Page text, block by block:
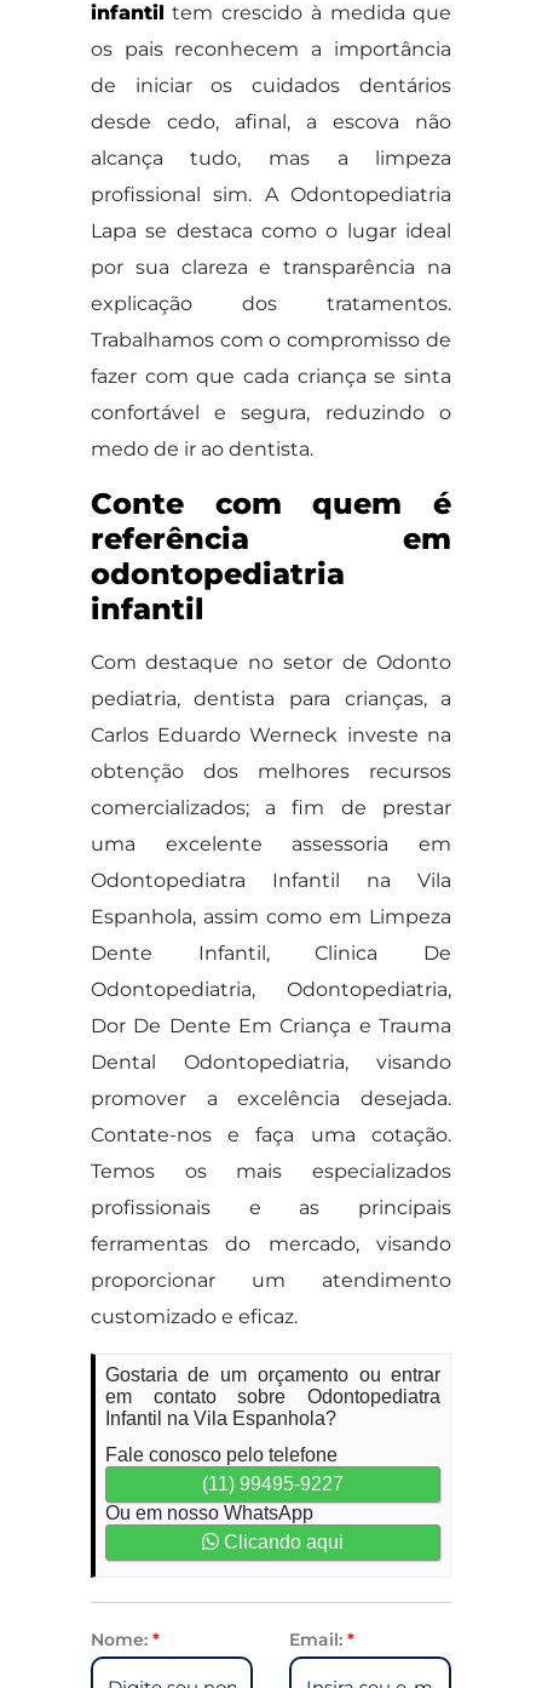
infantil tem crescido à medida que
os pais reconhecem a importância
de iniciar os cuidados dentários
desde cedo, afinal, a escova não
alcança tudo, mas a limpeza
profissional sim. A Odontopediatria
Lapa se destaca como o lugar ideal
por sua clareza e transparência na
explicação dos tratamentos.
Trabalhamos com o compromisso de
fazer com que cada criança se sinta
confortável e segura, reduzindo o
medo de ir ao dentista.
Conte com quem é
referência em
odontopediatria
infantil
Com destaque no setor de Odonto
pediatria, dentista para crianças, a
Carlos Eduardo Werneck investe na
obtenção dos melhores recursos
comercializados; a fim de prestar
uma excelente assessoria em
Odontopediatra Infantil na Vila
Espanhola, assim como em Limpeza
Dente Infantil, Clinica De
Odontopediatria, Odontopediatria,
Dor De Dente Em Criança e Trauma
Dental Odontopediatria, visando
promover a excelência desejada.
Contate-nos e faça uma cotação.
Temos os mais especializados
profissionais e as principais
ferramentas do mercado, visando
proporcionar um atendimento
customizado e eficaz.
Gostaria de um orçamento ou entrar
em contato sobre Odontopediatra
Infantil na Vila Espanhola?
Fale conosco pelo telefone
(11) 99495-9227
Ou em nosso WhatsApp
Clicando aqui
Nome: * Email: *